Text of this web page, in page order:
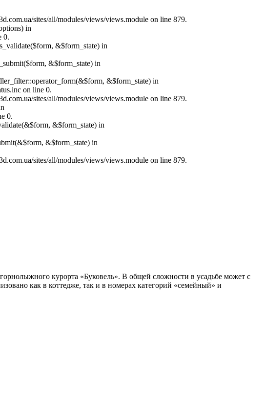
sites/all/modules/views/views.module on line 879.
in
0.
&$form_state) in
&$form_state) in
&$form_state) in
on line 0.
sites/all/modules/views/views.module on line 879.
0.
&$form_state) in
&$form_state) in
sites/all/modules/views/views.module on line 879.
курорта «Буковель». В общей сложности в усадьбе может с
как в коттедже, так и в номерах категорий «семейный» и